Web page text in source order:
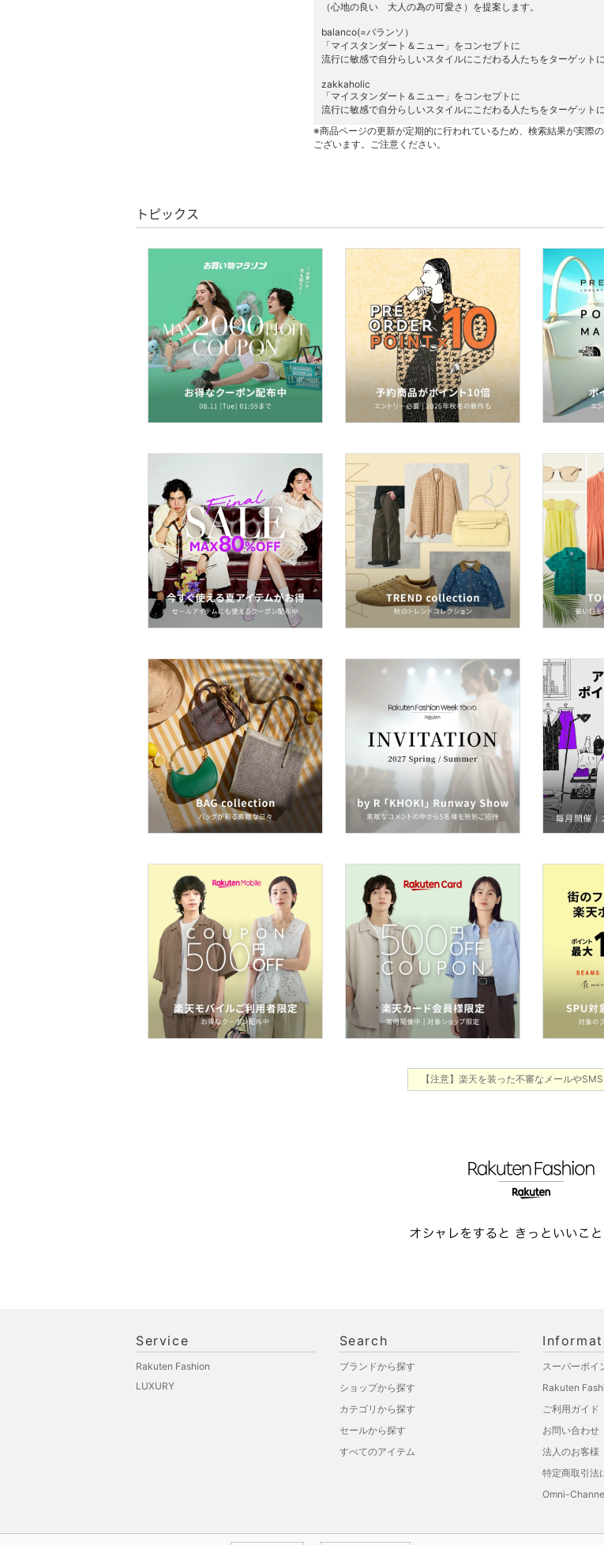
アクセサリー・腕時計
ヘアアクセサリー
マタニティウェア・ベビ
ー用品
スーツ・フォーマル
スキンケア
ベースメイク
メイクアップ
ネイル
ア
ヘアケア
フレグランス
メイク道具・美容器具
コフレ・キット・セット
ン用品
インテリア・生活雑貨
スマホグッズ・オーディ
オ機器
スポーツ・アウトドア用
（心地の良い 大人の為の可愛さ）を提案します。
balanco(=バランソ）
「マイスタンダート＆ニュー」をコンセプトに
流行に敏感で自分らしいスタイルにこだわる人たちをターゲットに
zakkaholic
「マイスタンダート＆ニュー」をコンセプトに
流行に敏感で自分らしいスタイルにこだわる人たちをターゲットに
※商品ページの更新が定期的に行われているため、検索結果が実際
ございます。ご注意ください。
トピックス
【注意】楽天を装った不審なメールや
Service
Rakuten Fashion
LUXURY
Search
ブランドから探す
ショップから探す
カテゴリから探す
セールから探す
すべてのアイテム
スーパーポイ
Rakuten
ご利用ガイド
お問い合わせ
法人のお客様
特定商取引法
Omni-